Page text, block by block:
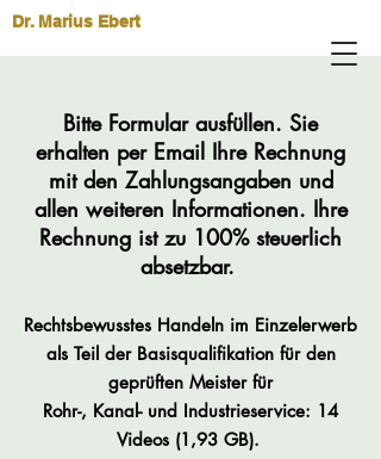
Dr. Marius Ebert
Bitte Formular ausfüllen. Sie
erhalten per Email Ihre Rechnung
mit den Zahlungsangaben und
allen weiteren Informationen. Ihre
Rechnung ist zu 100% steuerlich
absetzbar.
Rechtsbewusstes Handeln im Einzelerwerb
als Teil der Basisqualifikation für den
geprüften Meister für
Rohr-, Kanal- und Industrieservice: 14
Videos (1,93 GB).